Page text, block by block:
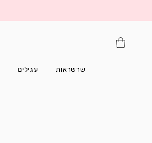
עגילים שרשראות